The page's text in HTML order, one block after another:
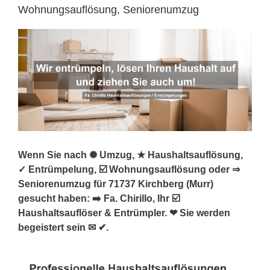
Wohnungsauflösung, Seniorenumzug
Wenn Sie nach ✺ Umzug, ★ Haushaltsauflösung,
✓ Entrümpelung, ☑️ Wohnungsauflösung oder ⇒
Seniorenumzug für 71737 Kirchberg (Murr)
gesucht haben: ➡️ Fa. Chirillo, Ihr ☑️
Haushaltsauflöser & Entrümpler. ❤ Sie werden
begeistert sein ✉ ✔.